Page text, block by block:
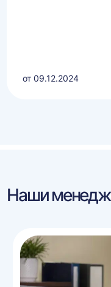
от 09.12.2024
Наши